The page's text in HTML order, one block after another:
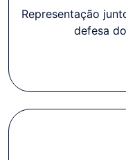
Representação
defesa